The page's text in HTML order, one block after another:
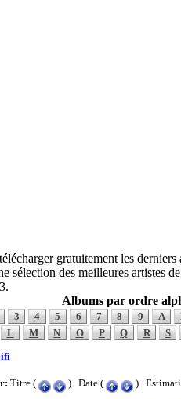
gratuitement les
sélection des meilleures artistes
Albums par ordre
3 4 5 6 7 8 9 A
L M N O P Q R
S
Titre ( ) Date ( )